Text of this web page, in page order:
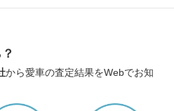
から愛車の査定結果をWebでお知